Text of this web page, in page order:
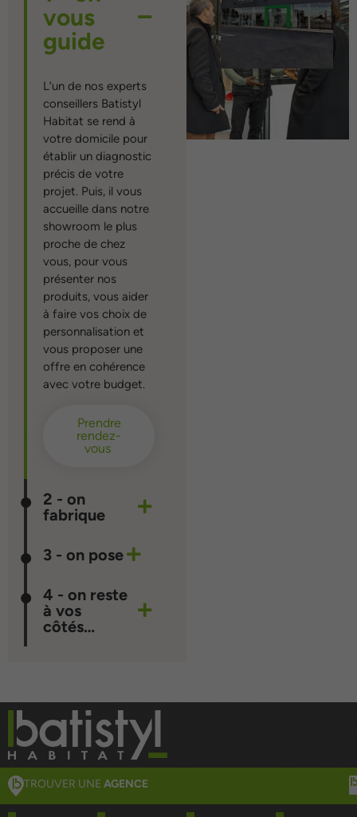
vous
guide
L’un de nos experts
conseillers Batistyl
Habitat se rend à
votre domicile pour
établir un diagnostic
précis de votre
projet. Puis, il vous
accueille dans notre
showroom le plus
proche de chez
vous, pour vous
présenter nos
produits, vous aider
à faire vos choix de
personnalisation et
vous proposer une
offre en cohérence
avec votre budget.
Prendre
rendez-
vous
2 - on
fabrique
3 - on pose
4 - on reste
à vos
côtés…
TROUVER UNE AGENCE